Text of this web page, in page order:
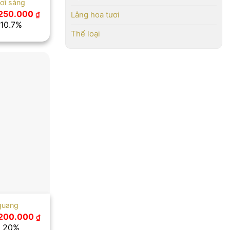
sáng
₫Giá
là:
1.250.000 ₫.
₫Giá
hiện
Lẵng hoa tươi
Thể loại